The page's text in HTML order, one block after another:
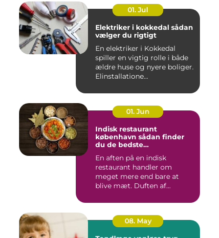
01. Jul
Elektriker i kokkedal sådan
vælger du rigtigt
En elektriker i Kokkedal
spiller en vigtig rolle i både
ældre huse og nyere boliger.
Elinstallatione...
01. Jun
Indisk restaurant
københavn sådan finder
du de bedste
En aften på en indisk
restaurant handler om
meget mere end bare at
blive mæt. Duften af
08. May